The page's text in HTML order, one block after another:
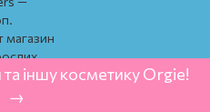
та іншу косметику Orgie!
→